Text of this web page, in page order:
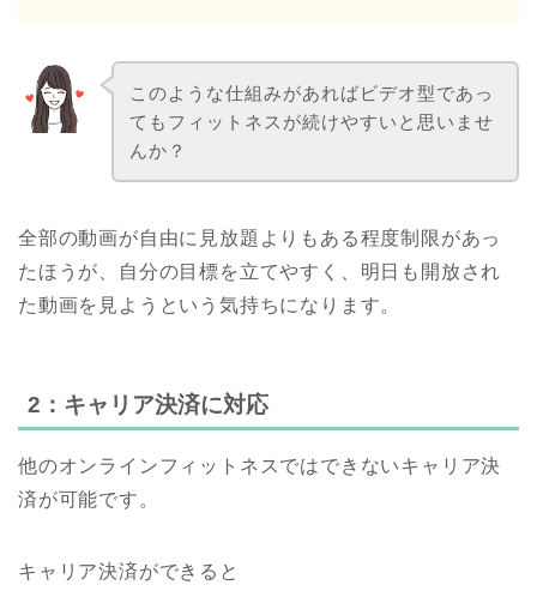
このような仕組みがあればビデオ型であっ
てもフィットネスが続けやすいと思いませ
んか？
全部の動画が自由に見放題よりもある程度制限があっ
たほうが、自分の目標を立てやすく、明日も開放され
た動画を見ようという気持ちになります。
2：キャリア決済に対応
他のオンラインフィットネスではできないキャリア決
済が可能です。
キャリア決済ができると